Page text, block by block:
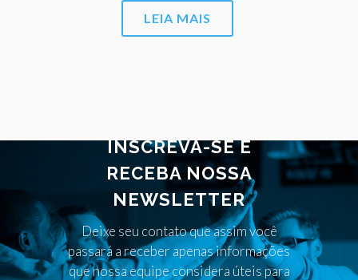
LEIA MAIS
INSCREVA-SE E
RECEBA NOSSA
NEWSLETTER
Deixe seu contato que assim você
passará a receber apenas informações
que nossa equipe considera úteis para